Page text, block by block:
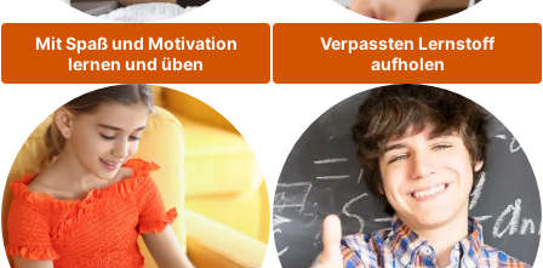
Mit Spaß und Motivation
lernen und üben
Verpassten Lernstoff
aufholen